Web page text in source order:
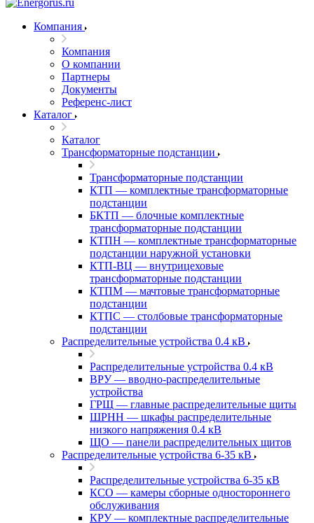
Компания
Компания
О компании
Партнеры
Документы
Референс-лист
Каталог
Каталог
Трансформаторные подстанции
Трансформаторные подстанции
КТП — комплектные трансформаторные
подстанции
БКТП — блочные комплектные
трансформаторные подстанции
КТПН — комплектные трансформаторные
подстанции наружной установки
КТП-ВЦ — внутрицеховые
трансформаторные подстанции
КТПМ — мачтовые трансформаторные
подстанции
КТПС — столбовые трансформаторные
подстанции
Распределительные устройства 0.4 кВ
Распределительные устройства 0.4 кВ
ВРУ — вводно-распределительные
устройства
ГРЩ — главные распределительные щиты
ШРНН — шкафы распределительные
низкого напряжения 0.4 кВ
ЩО — панели распределительных щитов
Распределительные устройства 6-35 кВ
Распределительные устройства 6-35 кВ
КСО — камеры сборные одностороннего
обслуживания
КРУ — комплектные распределительные